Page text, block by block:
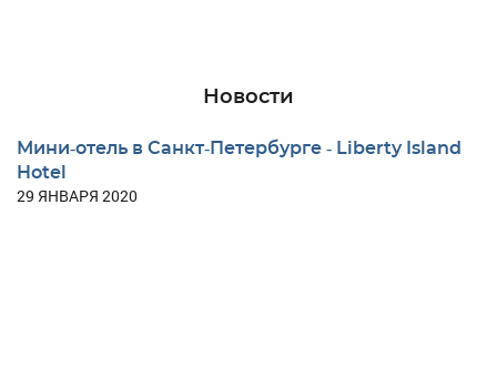
Новости
Мини-отель в Санкт-Петербурге - Liberty Island
Hotel
29 ЯНВАРЯ 2020